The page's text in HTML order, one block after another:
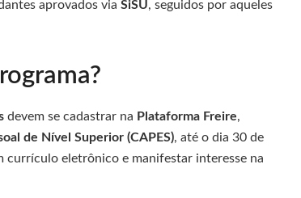
aprovados via SiSU, seguidos por aqueles
devem se cadastrar na Plataforma Freire,
de Nível Superior (CAPES), até o dia 30 de
currículo eletrônico e manifestar interesse na